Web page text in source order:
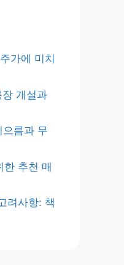
가에 미치
개설과
름과 무
한 추천 매
려사항: 책